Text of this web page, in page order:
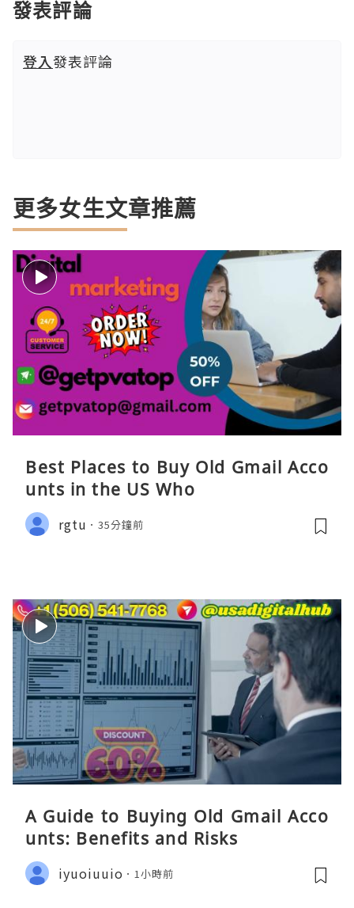
發表評論
登入發表評論
更多女生文章推薦
Best Places to Buy Old Gmail Acco
unts in the US Who
rgtu 35分鐘前
A Guide to Buying Old Gmail Acco
unts: Benefits and Risks
iyuoiuuio 1小時前